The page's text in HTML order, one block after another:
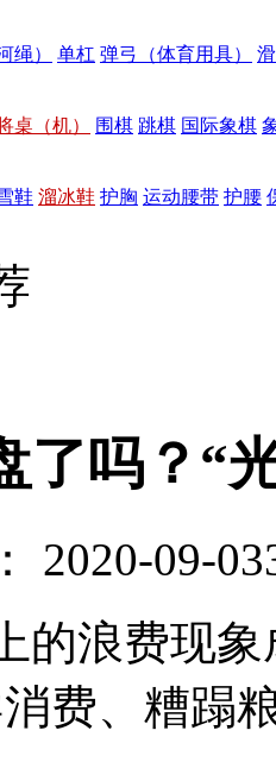
绳） 单杠 弹弓（体育用具）
桌（机） 围棋 跳棋 国际象棋
鞋 溜冰鞋 护胸 运动腰带 护腰
了吗？“
2020-09-03
的浪费现
费、糟蹋